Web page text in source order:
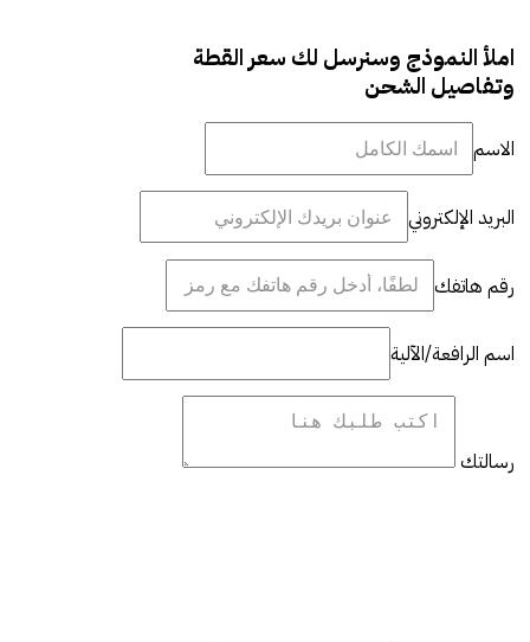
املأ النموذج وسنرسل لك سعر القطة
وتفاصيل الشحن
الاسم
البريد الإلكتروني
رقم هاتفك
اسم الرافعة/الآلية
رسالتك